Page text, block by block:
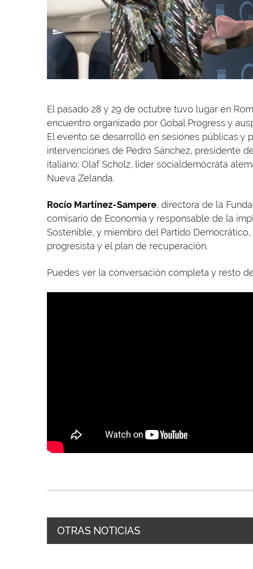
El pasado 28 y 29 de octubre tuvo lugar en
encuentro organizado por Gobal Progress y
El evento se desarrolló en sesiones públicas y
intervenciones de Pedro Sánchez, presidente
italiano; Olaf Scholz, líder socialdemócrata
Nueva Zelanda.
Rocío Martínez-Sampere, directora de la
comisario de Economía y responsable de la
Sostenible, y miembro del Partido
progresista y el plan de recuperación.
Puedes ver la conversación completa y resto
OTRAS NOTICIAS